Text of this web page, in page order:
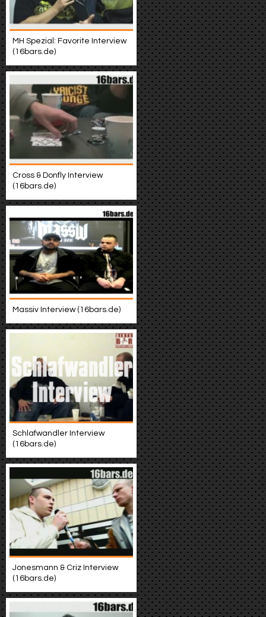
MH Spezial: Favorite Interview
(16bars.de)
Cross & Donfly Interview
(16bars.de)
Massiv Interview (16bars.de)
Schlafwandler Interview
(16bars.de)
Jonesmann & Criz Interview
(16bars.de)